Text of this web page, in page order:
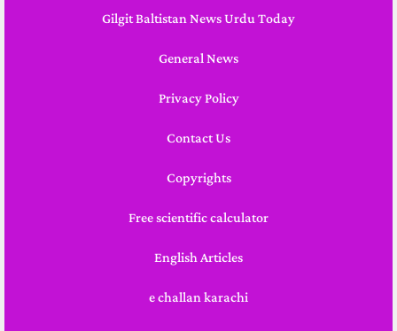
Gilgit Baltistan News Urdu Today
General News
Privacy Policy
Contact Us
Copyrights
Free scientific calculator
English Articles
e challan karachi